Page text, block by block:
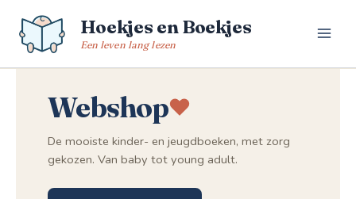
naar
Hoekjes en Boekjes
Een leven lang lezen
Webshop
De mooiste kinder- en jeugdboeken, met zorg
gekozen. Van baby tot young adult.